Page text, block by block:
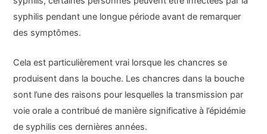
syphilis pendant une longue période avant de remarquer
des symptômes.
Cela est particulièrement vrai lorsque les chancres se
produisent dans la bouche. Les chancres dans la bouche
sont l’une des raisons pour lesquelles la transmission par
voie orale a contribué de manière significative à l’épidémie
de syphilis ces dernières années.